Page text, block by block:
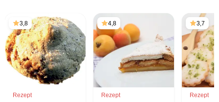
3,8
Rezept
4,8
Rezept
3,7
Rezept